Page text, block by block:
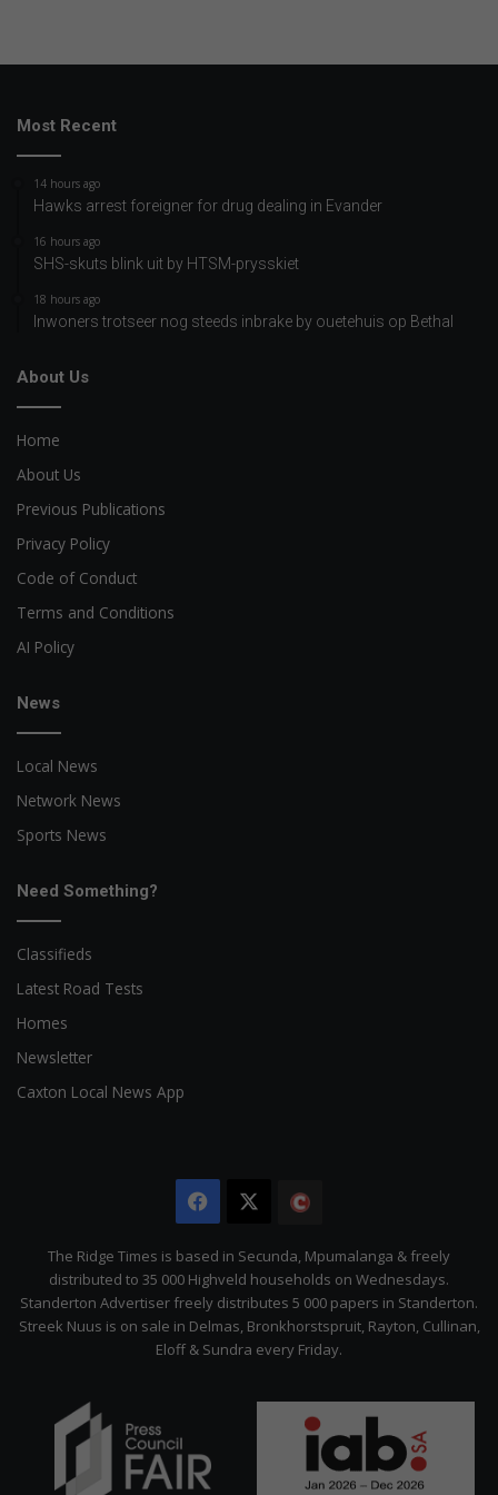
Most Recent
14 hours ago
Hawks arrest foreigner for drug dealing in Evander
16 hours ago
SHS-skuts blink uit by HTSM-prysskiet
18 hours ago
Inwoners trotseer nog steeds inbrake by ouetehuis op Bethal
About Us
Home
About Us
Previous Publications
Privacy Policy
Code of Conduct
Terms and Conditions
AI Policy
News
Local News
Network News
Sports News
Need Something?
Classifieds
Latest Road Tests
Homes
Newsletter
Caxton Local News App
Facebook
Citizen
The Ridge Times is based in Secunda, Mpumalanga & freely
distributed to 35 000 Highveld households on Wednesdays.
Standerton Advertiser freely distributes 5 000 papers in Standerton.
Streek Nuus is on sale in Delmas, Bronkhorstspruit, Rayton, Cullinan,
Eloff & Sundra every Friday.